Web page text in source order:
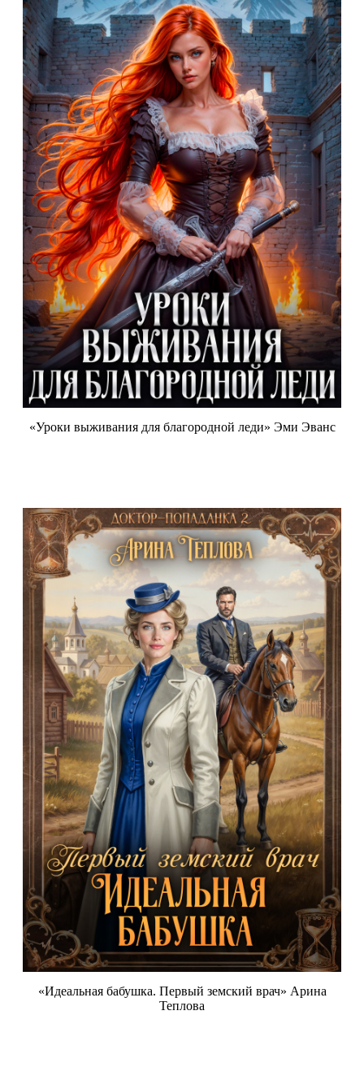
«Уроки выживания для благородной леди» Эми Эванс
«Идеальная бабушка. Первый земский врач» Арина
Теплова